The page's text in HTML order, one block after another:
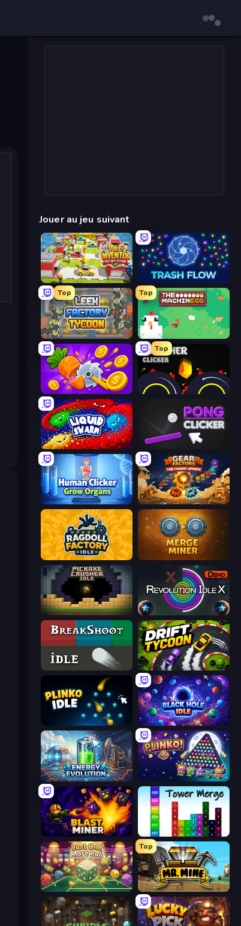
Jouer au jeu suivant
Idle Inventor Trash Flow
Top
Leek Factory Tycoon
Top
The MachinEGG
Farm Ring Idle
Top
Crusher Clicker
Liquid Swarm Pong Clicker
Human Clicker: Grow Organs Gear Factory
Ragdoll Factory Idle Merge Miner
Pickaxe Crusher Idle Revolution Idle X
Drift Tycoon
Plinko Idle Black Hole Idle
Energy Evolution PLINKO!
Blast Miner Tower Merge
Just One More Roll
Top
Mr. Mine